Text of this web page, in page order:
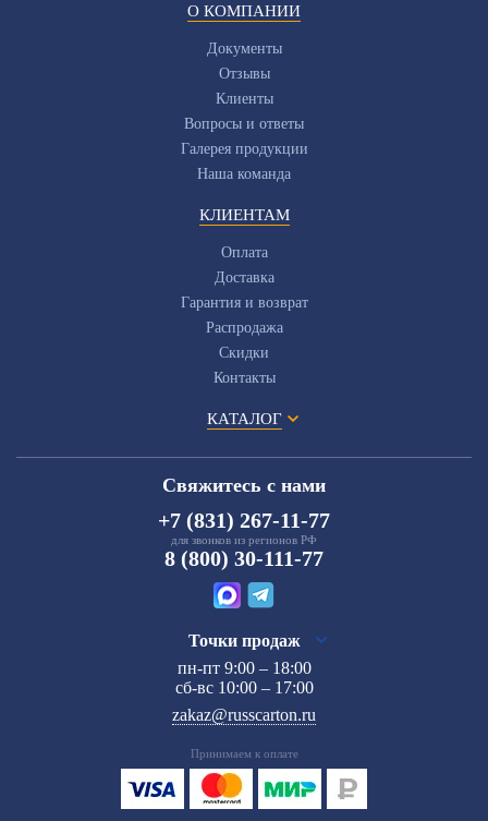
О КОМПАНИИ
Документы
Отзывы
Клиенты
Вопросы и ответы
Галерея продукции
Наша команда
КЛИЕНТАМ
Оплата
Доставка
Гарантия и возврат
Распродажа
Скидки
Контакты
КАТАЛОГ
Свяжитесь с нами
+7 (831) 267-11-77
для звонков из регионов РФ
8 (800) 30-111-77
Точки продаж
пн-пт 9:00 – 18:00
сб-вс 10:00 – 17:00
zakaz@russcarton.ru
Принимаем к оплате